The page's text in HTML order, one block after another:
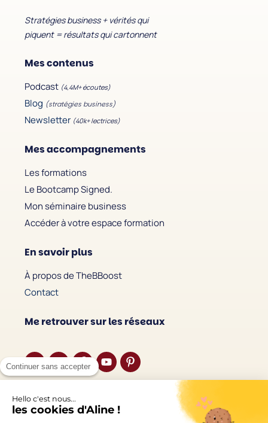
Continuer sans accepter
Hello c'est nous...
les cookies d'Aline !
Stratégies business + vérités qui
piquent = résultats qui cartonnent
Mes contenus
Podcast (4,4M+ écoutes)
Blog (stratégies business)
Newsletter (40k+ lectrices)
Mes accompagnements
Les formations
Le Bootcamp Signed.
Mon séminaire business
Accéder à votre espace formation
En savoir plus
À propos de TheBBoost
Contact
Me retrouver sur les réseaux
Écouter le podcast